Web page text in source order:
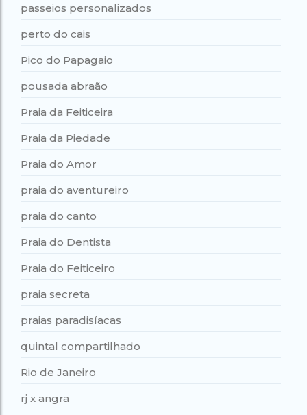
passeios personalizados
perto do cais
Pico do Papagaio
pousada abraão
Praia da Feiticeira
Praia da Piedade
Praia do Amor
praia do aventureiro
praia do canto
Praia do Dentista
Praia do Feiticeiro
praia secreta
praias paradisíacas
quintal compartilhado
Rio de Janeiro
rj x angra